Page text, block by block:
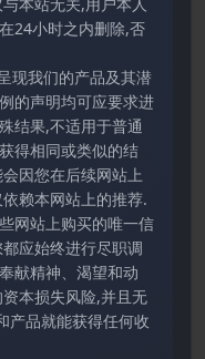
24小时之内删除,否
现我们的产品及其潜
的声明均可应要求进
结果,不适用于普通
得相同或类似的结
因您在后续网站上
赖本网站上的推荐.
网站上购买的唯一信
应始终进行尽职调
献精神、渴望和动
本损失风险,并且无
产品就能获得任何收